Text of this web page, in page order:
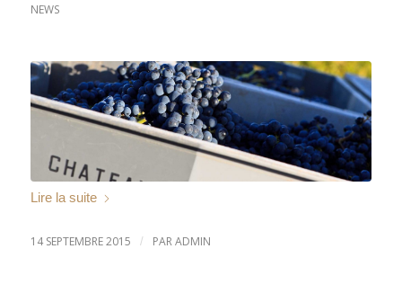
NEWS
Lire la suite
14 SEPTEMBRE 2015 / PARADMIN